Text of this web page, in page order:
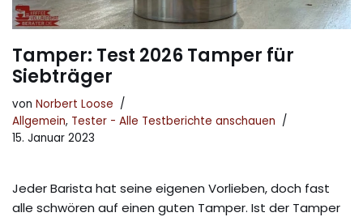
Tamper: Test 2026 Tamper für
Siebträger
von Norbert Loose
Allgemein, Tester - Alle Testberichte anschauen
15. Januar 2023
Jeder Barista hat seine eigenen Vorlieben, doch fast
alle schwören auf einen guten Tamper. Ist der Tamper